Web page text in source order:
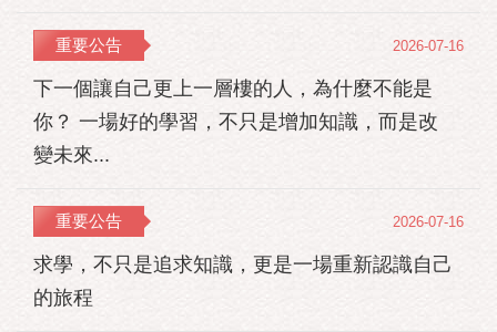
重要公告
下一個讓自己更上一層樓的人，為什麼不能是
你？ 一場好的學習，不只是增加知識，而是改
變未來...
2026-07-16
重要公告
求學，不只是追求知識，更是一場重新認識自己
的旅程
2026-07-16